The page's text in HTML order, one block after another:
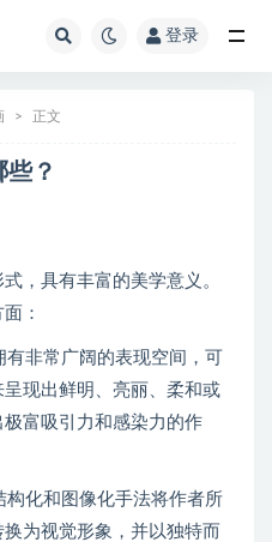
登录
正文
些？
，具有丰富的美学意义。
：
非常广阔的表现空间，可
现出鲜明、亮丽、柔和或
富吸引力和感染力的作
化和图像化手法将作者所
为视觉形象，并以独特而